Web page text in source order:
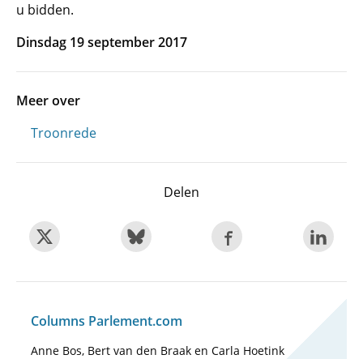
u bidden.
Dinsdag 19 september 2017
Meer over
Troonrede
Delen
Columns Parlement.com
Anne Bos, Bert van den Braak en Carla Hoetink